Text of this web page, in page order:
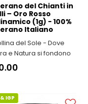
del Chianti in
– Oro Rosso
(1g) - 100%
Italiano
del Sole - Dove
e Natura si fondono
IGP